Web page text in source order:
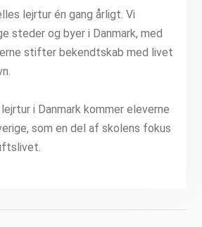
lejrtur én gang årligt. Vi
steder og byer i Danmark, med
stifter bekendtskab med livet
i Danmark kommer eleverne
som en del af skolens fokus